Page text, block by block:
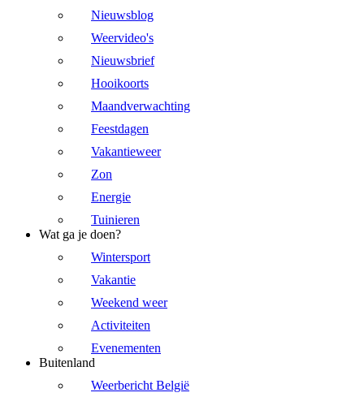
Nieuwsblog
Weervideo's
Nieuwsbrief
Hooikoorts
Maandverwachting
Feestdagen
Vakantieweer
Zon
Energie
Tuinieren
Wat ga je doen?
Wintersport
Vakantie
Weekend weer
Activiteiten
Evenementen
Buitenland
Weerbericht België